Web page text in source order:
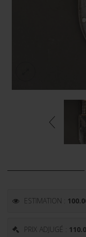
ESTIMATION :
PRIX ADJUGÉ :